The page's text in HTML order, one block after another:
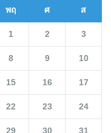
พฤ ศ ส
1 2 3
8 9 10
15 16 17
22 23 24
29 30 31